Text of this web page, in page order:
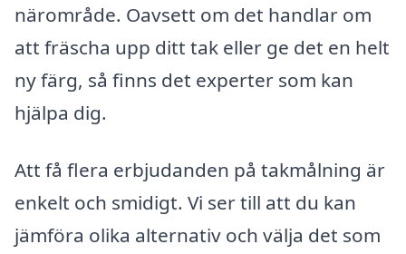
närområde. Oavsett om det handlar om
att fräscha upp ditt tak eller ge det en helt
ny färg, så finns det experter som kan
hjälpa dig.
Att få flera erbjudanden på takmålning är
enkelt och smidigt. Vi ser till att du kan
jämföra olika alternativ och välja det som